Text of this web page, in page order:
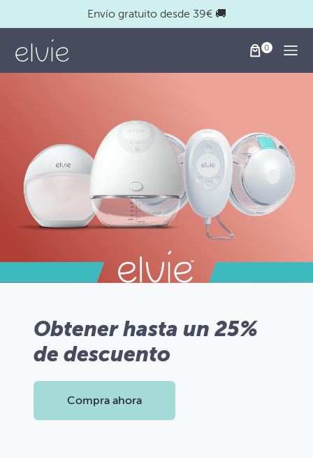
Envío gratuito desde 39€ 🚚
Obtener hasta un 25%
de descuento
Compra ahora